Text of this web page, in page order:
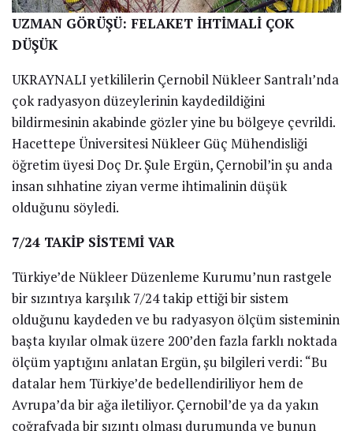
UZMAN GÖRÜŞÜ: FELAKET İHTİMALİ ÇOK
DÜŞÜK
UKRAYNALI yetkililerin Çernobil Nükleer Santralı’nda
çok radyasyon düzeylerinin kaydedildiğini
bildirmesinin akabinde gözler yine bu bölgeye çevrildi.
Hacettepe Üniversitesi Nükleer Güç Mühendisliği
öğretim üyesi Doç Dr. Şule Ergün, Çernobil’in şu anda
insan sıhhatine ziyan verme ihtimalinin düşük
olduğunu söyledi.
7/24 TAKİP SİSTEMİ VAR
Türkiye’de Nükleer Düzenleme Kurumu’nun rastgele
bir sızıntıya karşılık 7/24 takip ettiği bir sistem
olduğunu kaydeden ve bu radyasyon ölçüm sisteminin
başta kıyılar olmak üzere 200’den fazla farklı noktada
ölçüm yaptığını anlatan Ergün, şu bilgileri verdi: “Bu
datalar hem Türkiye’de bedellendiriliyor hem de
Avrupa’da bir ağa iletiliyor. Çernobil’de ya da yakın
coğrafyada bir sızıntı olması durumunda ve bunun